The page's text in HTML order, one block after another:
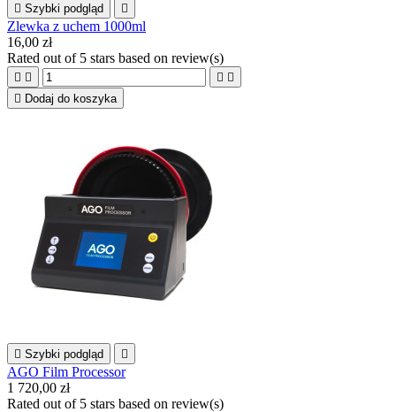
 Szybki podgląd 
Zlewka z uchem 1000ml
16,00 zł
Rated out of 5 stars based on review(s)
   
 Dodaj do koszyka
 Szybki podgląd 
AGO Film Processor
1 720,00 zł
Rated out of 5 stars based on review(s)